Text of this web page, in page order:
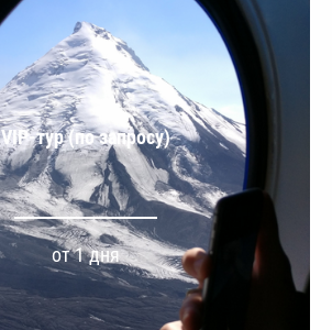
VIP-тур (по запросу)
от 1 дня